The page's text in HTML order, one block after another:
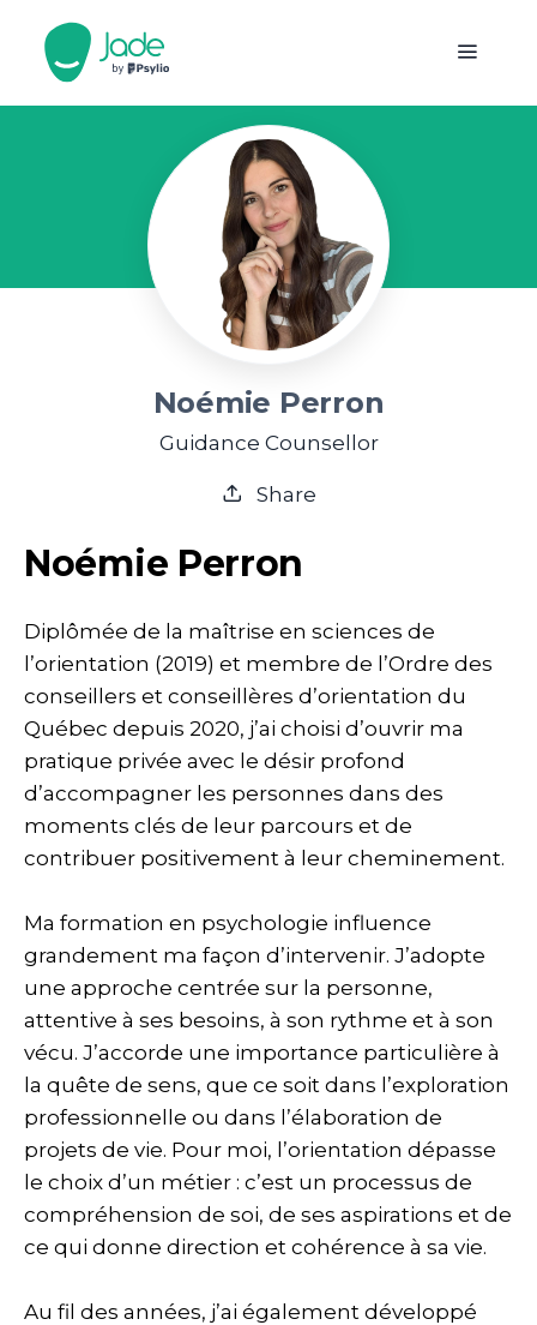
Noémie Perron
Guidance Counsellor
Share
Noémie Perron
Diplômée de la maîtrise en sciences de
l’orientation (2019) et membre de l’Ordre des
conseillers et conseillères d’orientation du
Québec depuis 2020, j’ai choisi d’ouvrir ma
pratique privée avec le désir profond
d’accompagner les personnes dans des
moments clés de leur parcours et de
contribuer positivement à leur cheminement.
Ma formation en psychologie influence
grandement ma façon d’intervenir. J’adopte
une approche centrée sur la personne,
attentive à ses besoins, à son rythme et à son
vécu. J’accorde une importance particulière à
la quête de sens, que ce soit dans l’exploration
professionnelle ou dans l’élaboration de
projets de vie. Pour moi, l’orientation dépasse
le choix d’un métier : c’est un processus de
compréhension de soi, de ses aspirations et de
ce qui donne direction et cohérence à sa vie.
Au fil des années, j’ai également développé